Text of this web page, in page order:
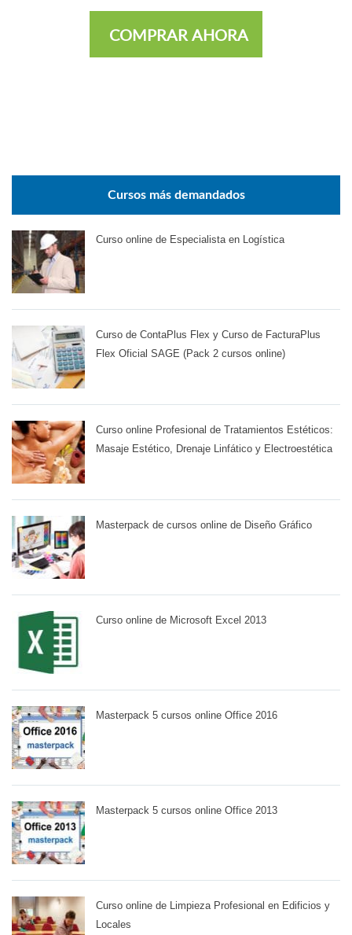
COMPRAR AHORA
Cursos más demandados
Curso online de Especialista en Logística
Curso de ContaPlus Flex y Curso de FacturaPlus
Flex Oficial SAGE (Pack 2 cursos online)
Curso online Profesional de Tratamientos Estéticos:
Masaje Estético, Drenaje Linfático y Electroestética
Masterpack de cursos online de Diseño Gráfico
Curso online de Microsoft Excel 2013
Masterpack 5 cursos online Office 2016
Masterpack 5 cursos online Office 2013
Curso online de Limpieza Profesional en Edificios y
Locales